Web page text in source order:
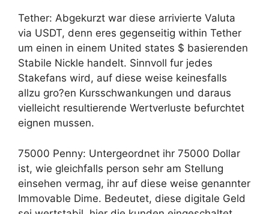
Tether: Abgekurzt war diese arrivierte Valuta
via USDT, denn eres gegenseitig within Tether
um einen in einem United states $ basierenden
Stabile Nickle handelt. Sinnvoll fur jedes
Stakefans wird, auf diese weise keinesfalls
allzu gro?en Kursschwankungen und daraus
vielleicht resultierende Wertverluste befurchtet
eignen mussen.
75000 Penny: Untergeordnet ihr 75000 Dollar
ist, wie gleichfalls person sehr am Stellung
einsehen vermag, ihr auf diese weise genannter
Immovable Dime. Bedeutet, diese digitale Geld